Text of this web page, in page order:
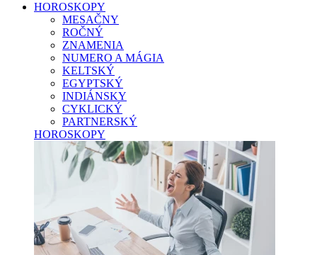
HOROSKOPY
MESAČNY
ROČNÝ
ZNAMENIA
NUMERO A MÁGIA
KELTSKÝ
EGYPTSKÝ
INDIÁNSKY
CYKLICKÝ
PARTNERSKÝ
HOROSKOPY